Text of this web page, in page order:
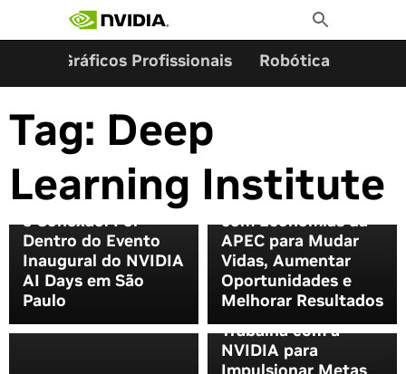
Toggle
Search
Gráficos Profissionais Robótica
Tag: Deep
Learning Institute
Código, Computação
e Conexão: Por
Dentro do Evento
Inaugural do NVIDIA
AI Days em São
Paulo
NVIDIA Faz Parceria
com Economias da
APEC para Mudar
Vidas, Aumentar
Oportunidades e
Melhorar Resultados
O Centro de
Satélites da ONU
Trabalha com a
NVIDIA para
Impulsionar Metas